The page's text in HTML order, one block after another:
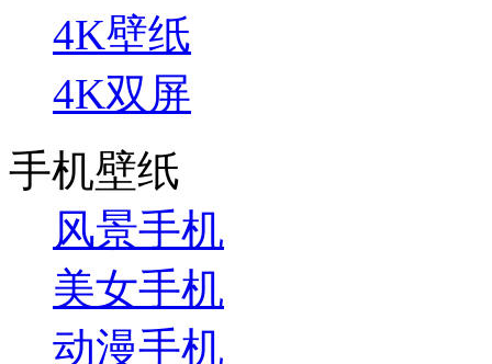
4K壁纸
4K双屏
手机壁纸
风景手机
美女手机
动漫手机